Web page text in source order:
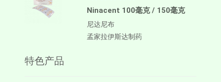
Ninacent 100毫克 / 150毫克
尼达尼布
孟家拉伊斯达制药
特色产品